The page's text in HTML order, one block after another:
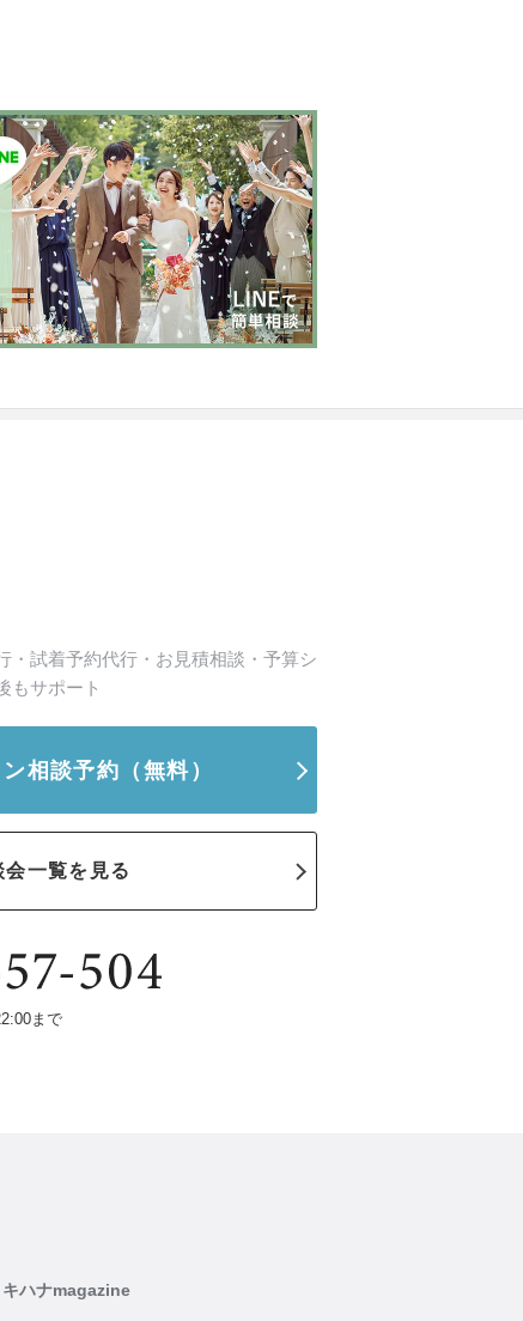
・試着予約代行・お見積相談・予算シ
もサポート
相談予約 （無料）
会一覧を見る
まで
キハナmagazine